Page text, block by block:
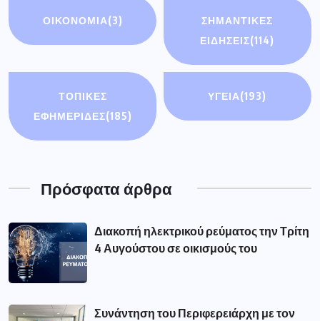
ΟΙΚΟΝΟΜΊΑ(3)
ΣΗΜΑΝΤΙΚΈΣ
ΕΙΔΉΣΕΙΣ(114)
ΤΟΠΙΚΕΣ
ΕΦΗΜΕΡΙΔΕΣ(185)
ΥΓΕΙΑ(193)
Πρόσφατα άρθρα
Διακοπή ηλεκτρικού ρεύματος την Τρίτη
4 Αυγούστου σε οικισμούς του
Συνάντηση του Περιφερειάρχη με τον